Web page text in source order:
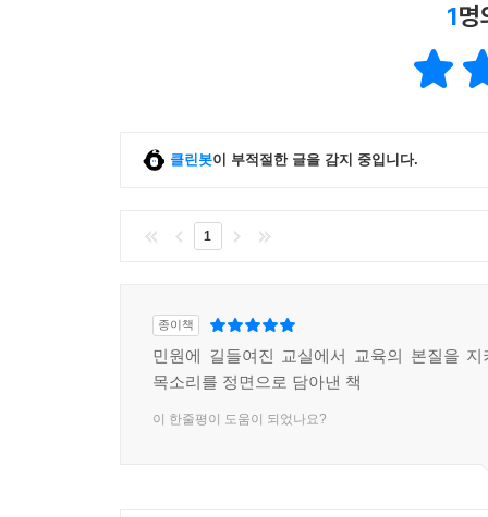
1명
클린봇이 부적절한 글을 감지 중입니다.
1
종이책
민원에 길들여진 교실에서 교육의 본질을 지
목소리를 정면으로 담아낸 책
이 한줄평이 도움이 되었나요?